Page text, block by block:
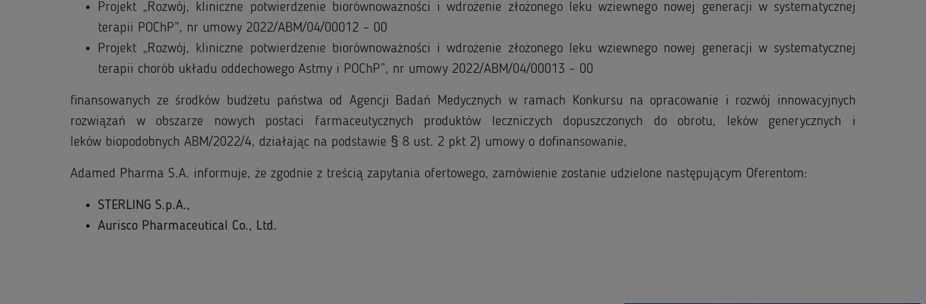
Projekt „Rozwój, kliniczne potwierdzenie biorównoważności i wdrożenie złożonego leku wziewnego nowej generacji w systematycznej
terapii POChP”, nr umowy 2022/ABM/04/00012 – 00
Projekt „Rozwój, kliniczne potwierdzenie biorównoważności i wdrożenie złożonego leku wziewnego nowej generacji w systematycznej
terapii chorób układu oddechowego Astmy i POChP”, nr umowy 2022/ABM/04/00013 – 00
finansowanych ze środków budżetu państwa od Agencji Badań Medycznych w ramach Konkursu na opracowanie i rozwój innowacyjnych
rozwiązań w obszarze nowych postaci farmaceutycznych produktów leczniczych dopuszczonych do obrotu, leków generycznych i
leków biopodobnych ABM/2022/4, działając na podstawie § 8 ust. 2 pkt 2) umowy o dofinansowanie,
Adamed Pharma S.A. informuje, że zgodnie z treścią zapytania ofertowego, zamówienie zostanie udzielone następującym Oferentom:
STERLING S.p.A.,
Aurisco Pharmaceutical Co., Ltd.